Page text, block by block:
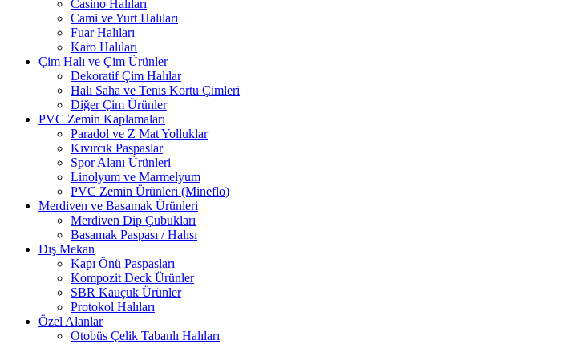
Casino Halıları
Cami ve Yurt Halıları
Fuar Halıları
Karo Halıları
Çim Halı ve Çim Ürünler
Dekoratif Çim Halılar
Halı Saha ve Tenis Kortu Çimleri
Diğer Çim Ürünler
PVC Zemin Kaplamaları
Paradol ve Z Mat Yolluklar
Kıvırcık Paspaslar
Spor Alanı Ürünleri
Linolyum ve Marmelyum
PVC Zemin Ürünleri (Mineflo)
Merdiven ve Basamak Ürünleri
Merdiven Dip Çubukları
Basamak Paspası / Halısı
Dış Mekan
Kapı Önü Paspasları
Kompozit Deck Ürünler
SBR Kauçuk Ürünler
Protokol Halıları
Özel Alanlar
Otobüs Çelik Tabanlı Halıları